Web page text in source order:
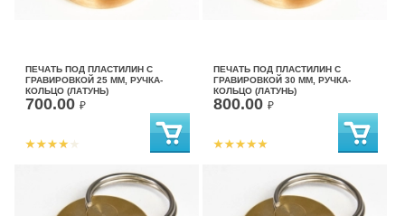
ПЕЧАТЬ ПОД ПЛАСТИЛИН С
ГРАВИРОВКОЙ 25 ММ, РУЧКА-
КОЛЬЦО (ЛАТУНЬ)
700.00 ₽
ПЕЧАТЬ ПОД ПЛАСТИЛИН С
ГРАВИРОВКОЙ 30 ММ, РУЧКА-
КОЛЬЦО (ЛАТУНЬ)
800.00 ₽